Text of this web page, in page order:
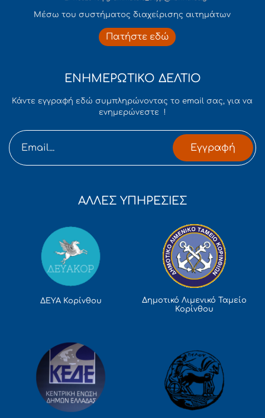
Mέσω του συστήματος διαχείρισης αιτημάτων
Πατήστε εδώ
ΕΝΗΜΕΡΩΤΙΚΟ ΔΕΛΤΙΟ
Κάντε εγγραφή εδώ συμπληρώνοντας το email σας, για να
ενημερώνεστε !
Εγγραφή
ΑΛΛΕΣ ΥΠΗΡΕΣΙΕΣ
ΔΕΥΑ Κορίνθου
Δημοτικό Λιμενικό Ταμείο
Κορίνθου